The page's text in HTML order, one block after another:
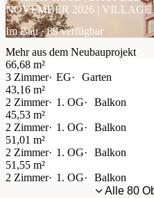
NOVEMBER 2026 |
Im Bau · 89 verfügbar
Mehr aus dem Neubauprojekt
66,68 m²
3 Zimmer
EG Garten
43,16 m²
2 Zimmer
1. OG Balkon
45,53 m²
2 Zimmer
1. OG Balkon
51,01 m²
2 Zimmer
1. OG Balkon
51,55 m²
2 Zimmer
1. OG Balkon
Alle 80